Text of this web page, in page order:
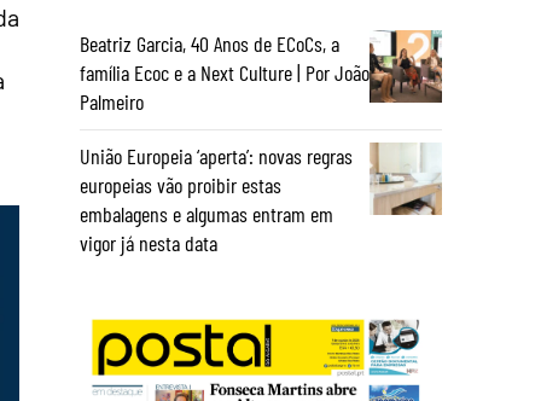
Beatriz Garcia, 40 Anos de ECoCs, a
família Ecoc e a Next Culture | Por João
Palmeiro
União Europeia ‘aperta’: novas regras
europeias vão proibir estas
embalagens e algumas entram em
vigor já nesta data